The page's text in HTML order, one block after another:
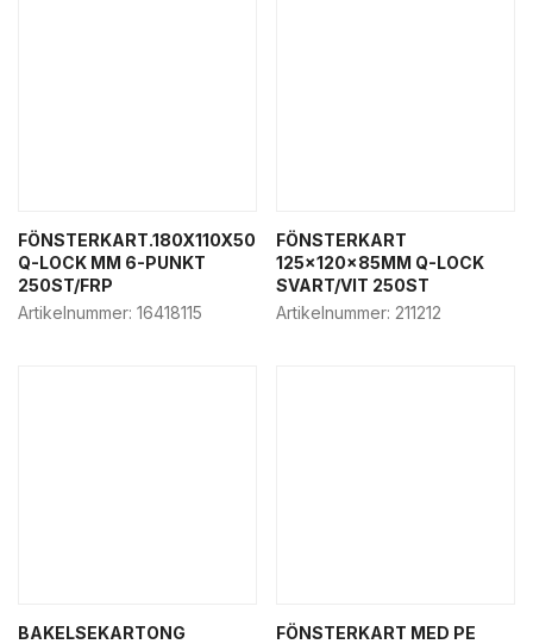
FÖNSTERKART.180X110X50
Q-LOCK MM 6-PUNKT
250ST/FRP
Artikelnummer: 16418115
FÖNSTERKART
125x120x85MM Q-LOCK
SVART/VIT 250ST
Artikelnummer: 211212
BAKELSEKARTONG
FÖNSTERKART MED PE